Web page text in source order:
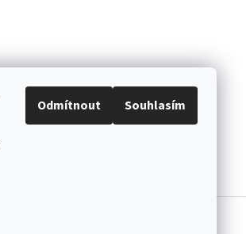
Odmítnout Souhlasím